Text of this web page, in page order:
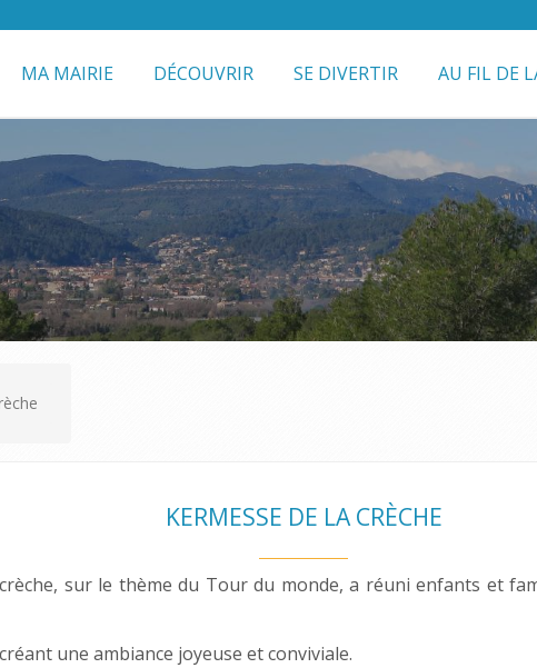
MA MAIRIE DÉCOUVRIR SE DIVERTIR AU FIL DE
KERMESSE DE LA CRÈCHE
sur le thème du Tour du monde, a réuni enfants et
une ambiance joyeuse et conviviale.